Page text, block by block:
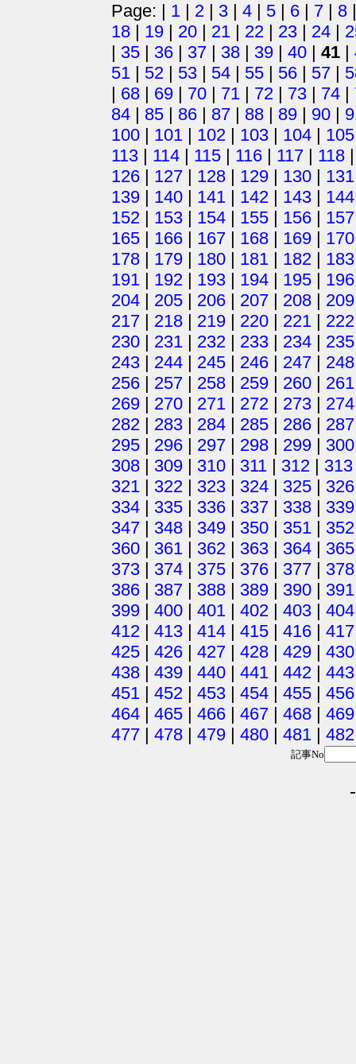
Page: | 1 | 2 | 3 | 4 | 5 | 6 | 7 | 8
18 | 19 | 20 | 21 | 22 | 23 | 24 |
| 35 | 36 | 37 | 38 | 39 | 40 | 41 |
51 | 52 | 53 | 54 | 55 | 56 | 57 |
| 68 | 69 | 70 | 71 | 72 | 73 | 74 |
84 | 85 | 86 | 87 | 88 | 89 | 90 |
100 | 101 | 102 | 103 | 104 | 105
113 | 114 | 115 | 116 | 117 | 118
126 | 127 | 128 | 129 | 130 | 131
139 | 140 | 141 | 142 | 143 | 144
152 | 153 | 154 | 155 | 156 | 157
165 | 166 | 167 | 168 | 169 | 170
178 | 179 | 180 | 181 | 182 | 183
191 | 192 | 193 | 194 | 195 | 196
204 | 205 | 206 | 207 | 208 | 209
217 | 218 | 219 | 220 | 221 | 222
230 | 231 | 232 | 233 | 234 | 235
243 | 244 | 245 | 246 | 247 | 248
256 | 257 | 258 | 259 | 260 | 261
269 | 270 | 271 | 272 | 273 | 274
282 | 283 | 284 | 285 | 286 | 287
295 | 296 | 297 | 298 | 299 | 300
308 | 309 | 310 | 311 | 312 | 313
321 | 322 | 323 | 324 | 325 | 326
334 | 335 | 336 | 337 | 338 | 339
347 | 348 | 349 | 350 | 351 | 352
360 | 361 | 362 | 363 | 364 | 365
373 | 374 | 375 | 376 | 377 | 378
386 | 387 | 388 | 389 | 390 | 391
399 | 400 | 401 | 402 | 403 | 404
412 | 413 | 414 | 415 | 416 | 417
425 | 426 | 427 | 428 | 429 | 430
438 | 439 | 440 | 441 | 442 | 443
451 | 452 | 453 | 454 | 455 | 456
464 | 465 | 466 | 467 | 468 | 469
477 | 478 | 479 | 480 | 481 | 482
記事No